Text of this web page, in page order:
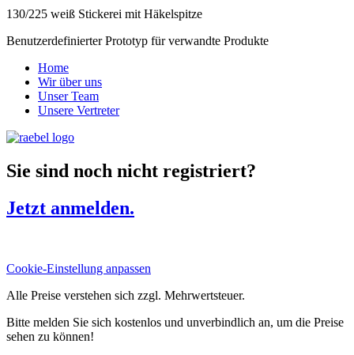
130/225 weiß Stickerei mit Häkelspitze
Benutzerdefinierter Prototyp für verwandte Produkte
Home
Wir über uns
Unser Team
Unsere Vertreter
Sie sind noch nicht registriert?
Jetzt anmelden.
Cookie-Einstellung anpassen
Alle Preise verstehen sich zzgl. Mehrwertsteuer.
Bitte melden Sie sich kostenlos und unverbindlich an, um die Preise
sehen zu können!